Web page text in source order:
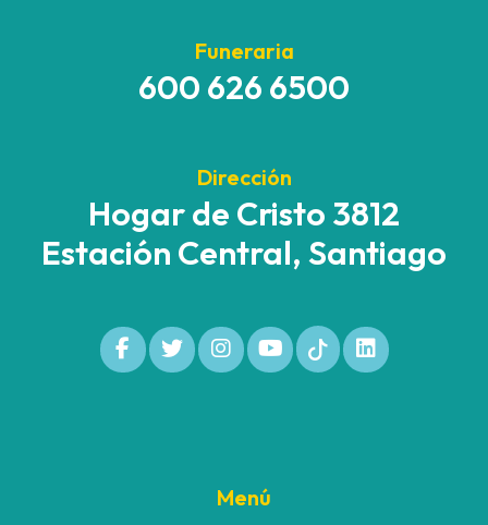
Funeraria
600 626 6500
Dirección
Hogar de Cristo 3812
Estación Central, Santiago
Menú